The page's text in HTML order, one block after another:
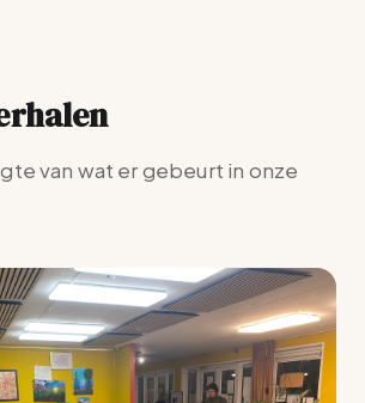
van wat er gebeurt in onze